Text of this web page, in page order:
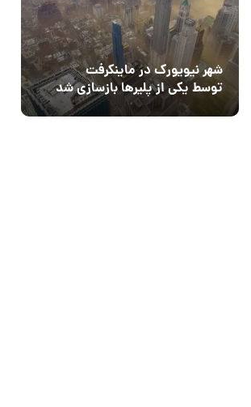
شهر نیویورک در ماینکرفت
توسط یکی از پلیرها بازسازی شد